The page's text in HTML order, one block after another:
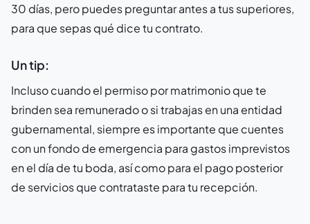
30 días, pero puedes preguntar antes a tus superiores,
para que sepas qué dice tu contrato.
Un tip:
Incluso cuando el permiso por matrimonio que te
brinden sea remunerado o si trabajas en una entidad
gubernamental, siempre es importante que cuentes
con un fondo de emergencia para gastos imprevistos
en el día de tu boda, así como para el pago posterior
de servicios que contrataste para tu recepción.